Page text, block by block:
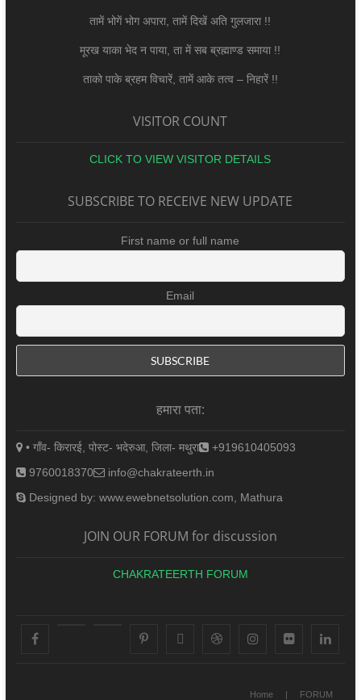
तामें भोगें भोग अपारा, तामें दिखें अति गुलजारा !!
मूरख याका भेद न पाया, ता में सब ब्रह्माण्ड समाया !!
ताको पाके ब्रहम विचारें, तामें आके तत्व – निहारें !!
VISITOR COUNT
CLICK TO VIEW VISITOR DETAILS
SUBSCRIBE TO RECEIVE NEW UPDATE
First name or full name
Email
हमारा पता:
• गाँव- किरारई, पोस्ट- भदेरुआ, जिला- मथुरा
+919610405093
9760018370
info@chakrateerth.in
Designed by: www.ewebnetsolution.com, Mathura
JOIN OUR FORUM for discussion
CHAKRATEERTH FORUM
facebook googlepluspinterest dribbbleinstagramflickr
Home FORUM